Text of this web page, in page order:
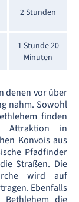
2 Stunden
1 Stunde 20
Minuten
denen vor über
nahm. Sowohl
finden
Attraktion in
Konvois aus
Pfadfinder
Straßen. Die
wird auf
Ebenfalls